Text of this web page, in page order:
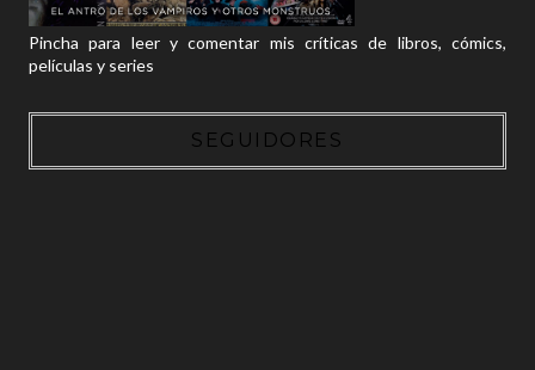
Pincha para leer y comentar mis críticas de libros, cómics,
películas y series
SEGUIDORES